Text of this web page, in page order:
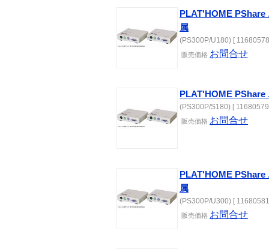
PLAT'HOME PShare
属
(PS300P/U180) [
販売価格 お問合せ
PLAT'HOME PShare
(PS300P/S180) [
販売価格 お問合せ
PLAT'HOME PShare
属
(PS300P/U300) [
販売価格 お問合せ